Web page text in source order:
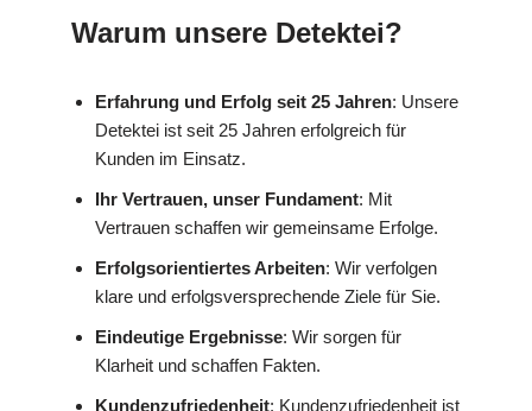
Warum unsere Detektei?
Erfahrung und Erfolg seit 25 Jahren: Unsere
Detektei ist seit 25 Jahren erfolgreich für
Kunden im Einsatz.
Ihr Vertrauen, unser Fundament: Mit
Vertrauen schaffen wir gemeinsame Erfolge.
Erfolgsorientiertes Arbeiten: Wir verfolgen
klare und erfolgsversprechende Ziele für Sie.
Eindeutige Ergebnisse: Wir sorgen für
Klarheit und schaffen Fakten.
Kundenzufriedenheit: Kundenzufriedenheit ist